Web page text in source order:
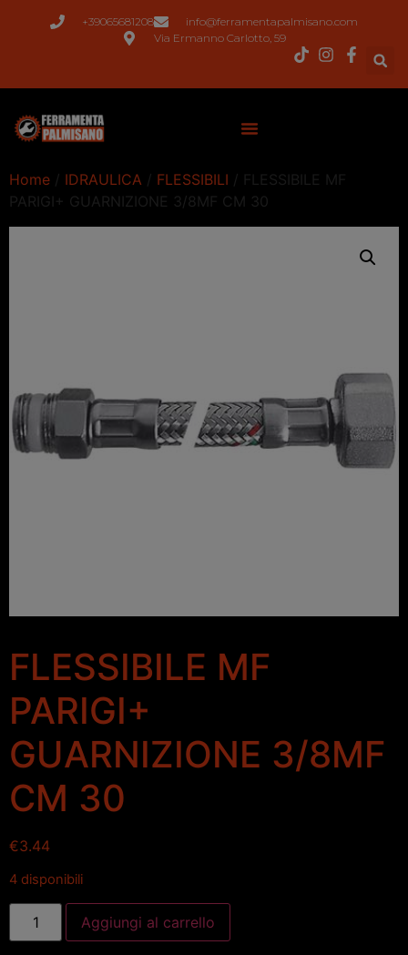
+39065681208
info@ferramentapalmisano.com
Via Ermanno Carlotto, 59
Home / IDRAULICA / FLESSIBILI / FLESSIBILE MF
PARIGI+ GUARNIZIONE 3/8MF CM 30
FLESSIBILE MF
PARIGI+
GUARNIZIONE 3/8MF
CM 30
€3.44
4 disponibili
Aggiungi al carrello